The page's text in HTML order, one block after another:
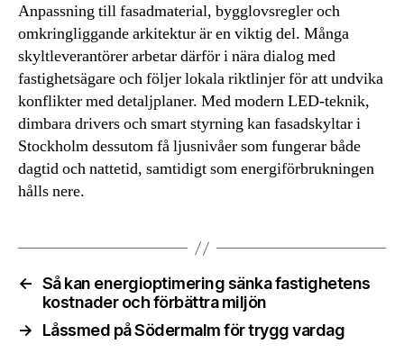
Anpassning till fasadmaterial, bygglovsregler och
omkringliggande arkitektur är en viktig del. Många
skyltleverantörer arbetar därför i nära dialog med
fastighetsägare och följer lokala riktlinjer för att undvika
konflikter med detaljplaner. Med modern LED-teknik,
dimbara drivers och smart styrning kan fasadskyltar i
Stockholm dessutom få ljusnivåer som fungerar både
dagtid och nattetid, samtidigt som energiförbrukningen
hålls nere.
← Så kan energioptimering sänka fastighetens
kostnader och förbättra miljön
→
Låssmed på Södermalm för trygg vardag